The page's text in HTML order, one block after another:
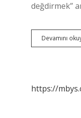
değdirmek”
Devamını
https://